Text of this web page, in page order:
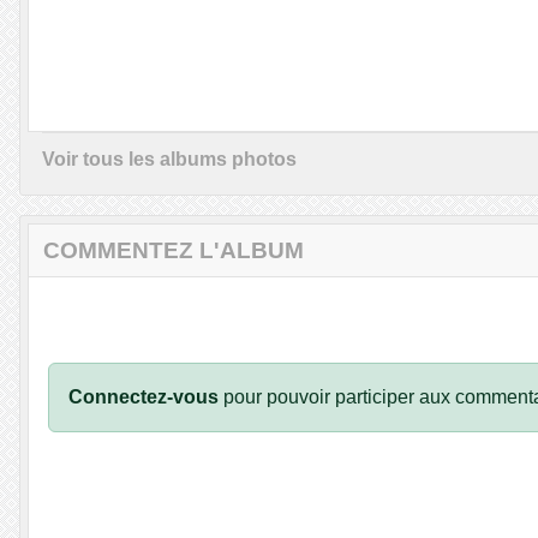
Voir tous les albums photos
COMMENTEZ L'ALBUM
Connectez-vous pour pouvoir participer aux